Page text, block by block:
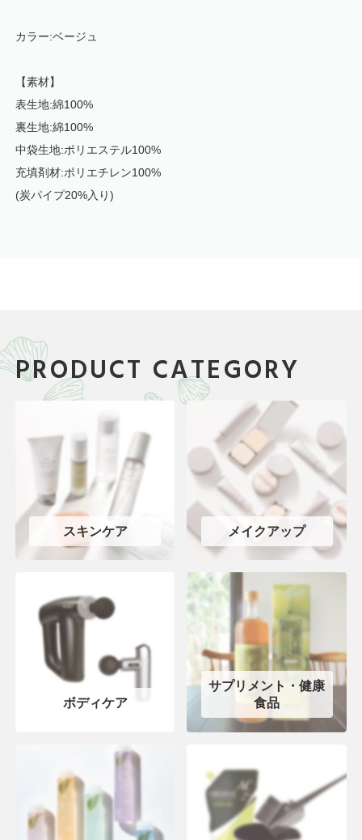
カラー:ベージュ
【素材】
表生地:綿100%
裏生地:綿100%
中袋生地:ポリエステル100%
充填剤材:ポリエチレン100%
(炭パイプ20%入り)
PRODUCT CATEGORY
スキンケア メイクアップ
ボディケア
サプリメント・健康
食品